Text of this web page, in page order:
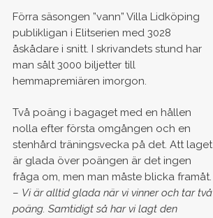
Förra säsongen ”vann” Villa Lidköping
publikligan i Elitserien med 3028
åskådare i snitt. I skrivandets stund har
man sålt 3000 biljetter till
hemmapremiären imorgon.
Två poäng i bagaget med en hållen
nolla efter första omgången och en
stenhård träningsvecka på det. Att laget
är glada över poängen är det ingen
fråga om, men man måste blicka framåt.
– Vi är alltid glada när vi vinner och tar två
poäng. Samtidigt så har vi lagt den